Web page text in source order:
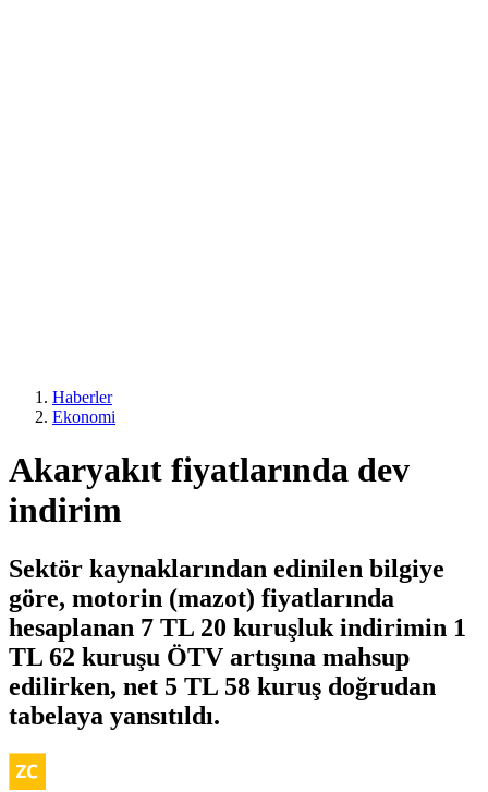
Haberler
Ekonomi
Akaryakıt fiyatlarında dev
indirim
Sektör kaynaklarından edinilen bilgiye
göre, motorin (mazot) fiyatlarında
hesaplanan 7 TL 20 kuruşluk indirimin 1
TL 62 kuruşu ÖTV artışına mahsup
edilirken, net 5 TL 58 kuruş doğrudan
tabelaya yansıtıldı.